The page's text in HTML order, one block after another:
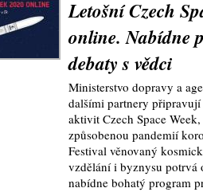
Letošní Czech
online. Nabídne
debaty s vědci
Ministerstvo dopravy a
dalšími partnery
aktivit Czech Space
způsobenou pandemií
Festival věnovaný
vzdělání i byznysu potrvá
nabídne bohatý program